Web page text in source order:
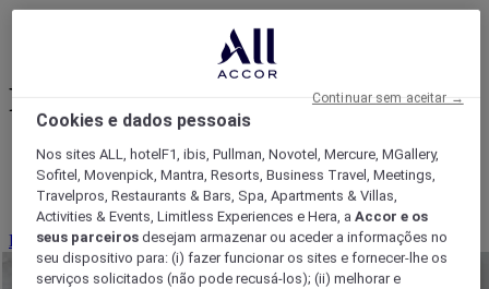
Salas de reunião | Accor Meetings&Events
Reunião
Planeia a sua reunião - os seus desejos são
a nossa prioridade
Reserve a sua reunião
Cookies e dados pessoais
Nos sites ALL, hotelF1, ibis, Pullman, Novotel, Mercure, MGallery,
Sofitel, Movenpick, Mantra, Resorts, Business Travel, Meetings,
Travelpros, Restaurants & Bars, Spa, Apartments & Villas,
Activities & Events, Limitless Experiences e Hera, aAccor e os
seus parceiros desejam armazenar ou aceder a informações no
seu dispositivo para: (i) fazer funcionar os sites e fornecer-lhe os
serviços solicitados (não pode recusá-los); (ii) melhorar e
Continuar sem aceitar →